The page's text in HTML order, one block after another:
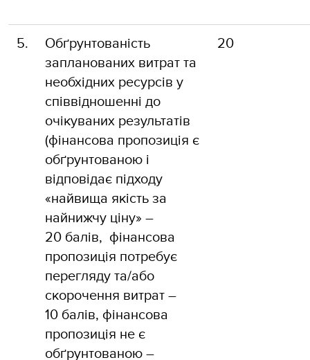
5.
Обґрунтованість
запланованих витрат та
необхідних ресурсів у
співвідношенні до
очікуваних результатів
(фінансова пропозиція є
обґрунтованою і
відповідає підходу
«найвища якість за
найнижчу ціну» –
20 балів, фінансова
пропозиція потребує
перегляду та/або
скорочення витрат –
10 балів, фінансова
пропозиція не є
обґрунтованою –
20